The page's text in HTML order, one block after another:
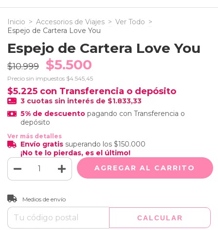
Inicio > Accesorios de Viajes > Ver Todo >
Espejo de Cartera Love You
Espejo de Cartera Love You
$10.999 $5.500
Precio sin impuestos $4.545,45
$5.225 con Transferencia o depósito
3 cuotas sin interés de $1.833,33
5% de descuentopagando con Transferencia o
depósito
Ver más detalles
Envío gratis superando los $150.000
¡No te lo pierdas, es el último!
Entregas para el CP:
Medios de envío
CALCULAR